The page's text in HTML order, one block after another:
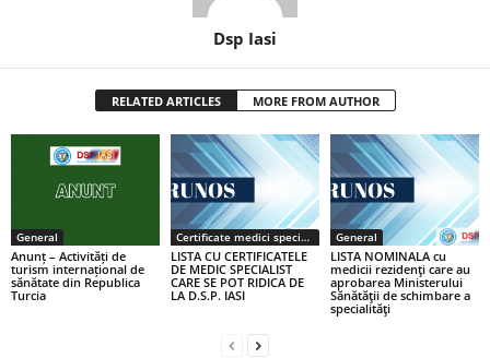
Dsp Iasi
RELATED ARTICLES MORE FROM AUTHOR
General
Anunț – Activități de
turism internațional de
sănătate din Republica
Turcia
Certificate medici specialiști / primari
LISTA CU CERTIFICATELE
DE MEDIC SPECIALIST
CARE SE POT RIDICA DE
LA D.S.P. IASI
General
LISTA NOMINALA cu
medicii rezidenţi care au
aprobarea Ministerului
Sănătăţii de schimbare a
specialităţi